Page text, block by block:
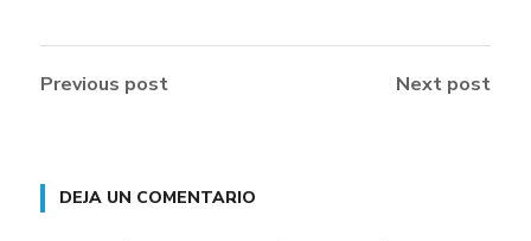
Previous post Next post
DEJA UN COMENTARIO